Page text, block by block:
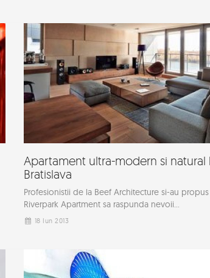
Apartament ultra-modern si natural
Bratislava
Profesionistii de la Beef Architecture si-au
Riverpark Apartment sa raspunda nevoii...
18 Iun 2013